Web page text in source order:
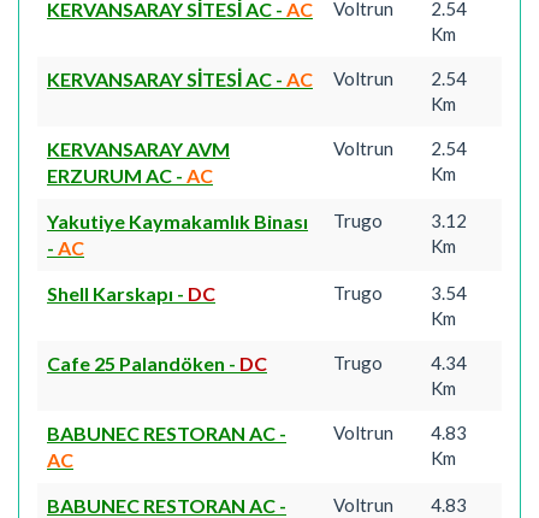
KERVANSARAY SİTESİ AC - AC Voltrun
2.54
Km
KERVANSARAY SİTESİ AC - AC Voltrun
2.54
Km
KERVANSARAY AVM
ERZURUM AC - AC
Voltrun
2.54
Km
Yakutiye Kaymakamlık Binası
- AC
Trugo
3.12
Km
Shell Karskapı - DC Trugo
3.54
Km
Cafe 25 Palandöken - DC Trugo
4.34
Km
BABUNEC RESTORAN AC -
AC
Voltrun
4.83
Km
BABUNEC RESTORAN AC -
Voltrun
4.83